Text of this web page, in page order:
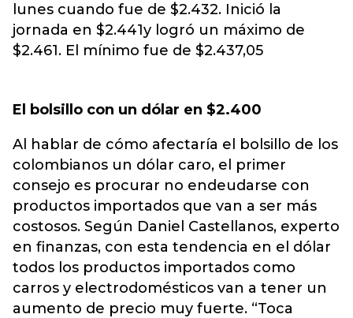
lunes cuando fue de $2.432. Inició la
jornada en $2.441y logró un máximo de
$2.461. El mínimo fue de $2.437,05
El bolsillo con un dólar en $2.400
Al hablar de cómo afectaría el bolsillo de los
colombianos un dólar caro, el primer
consejo es procurar no endeudarse con
productos importados que van a ser más
costosos. Según Daniel Castellanos, experto
en finanzas, con esta tendencia en el dólar
todos los productos importados como
carros y electrodomésticos van a tener un
aumento de precio muy fuerte. “Toca